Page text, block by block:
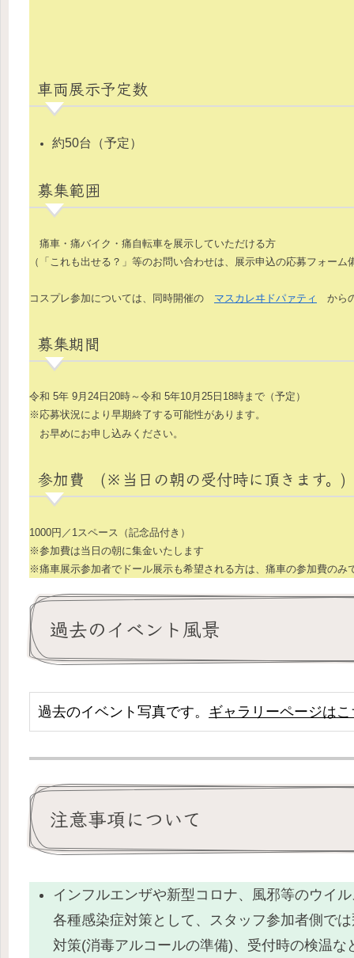
車両展示予定数
約50台（予定）
募集範囲
痛車・痛バイク・痛自転車を展示していただける方
（「これも出せる？」等のお問い合わせは、展示申込の応募フォー
コスプレ参加については、同時開催の マスカレヰドパァティ から
募集期間
令和 5年 9月24日20時～令和 5年10月25日18時まで（予定）
※応募状況により早期終了する可能性があります。
お早めにお申し込みください。
参加費 (※当日の朝の受付時に頂きます。)
1000円／1スペース（記念品付き）
※参加費は当日の朝に集金いたします
※痛車展示参加者でドール展示も希望される方は、痛車の参加費のみ
過去のイベント風景
過去のイベント写真です。 ギャラリーページは
注意事項について
インフルエンザや新型コロナ、風邪等のウイ
各種感染症対策として、スタッフ参加者側で
対策(消毒アルコールの準備)、受付時の検温な